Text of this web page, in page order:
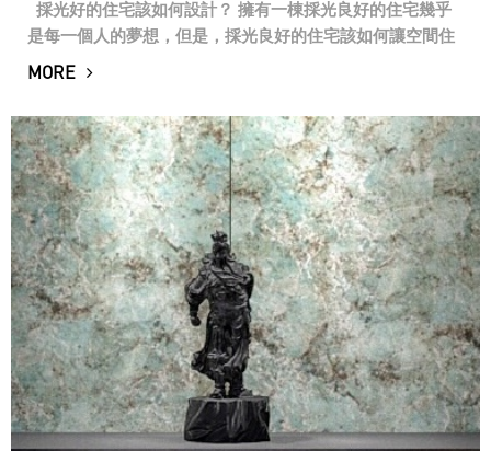
採光好的住宅該如何設計？ 擁有一棟採光良好的住宅幾乎
是每一個人的夢想，但是，採光良好的住宅該如何讓空間住
的舒適，設計久看不膩則是一大挑戰！本案位於台中科博館
MORE